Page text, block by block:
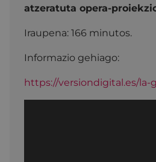
atzeratuta opera-
Iraupena: 166 minutos.
Informazio gehiago:
https://versiondigital.es/la-